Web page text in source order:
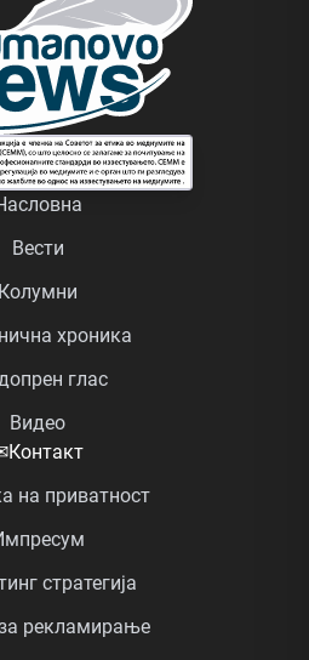
Вести
Колумни
хроника
глас
Видео
Контакт
на приватност
стратегија
рекламирање